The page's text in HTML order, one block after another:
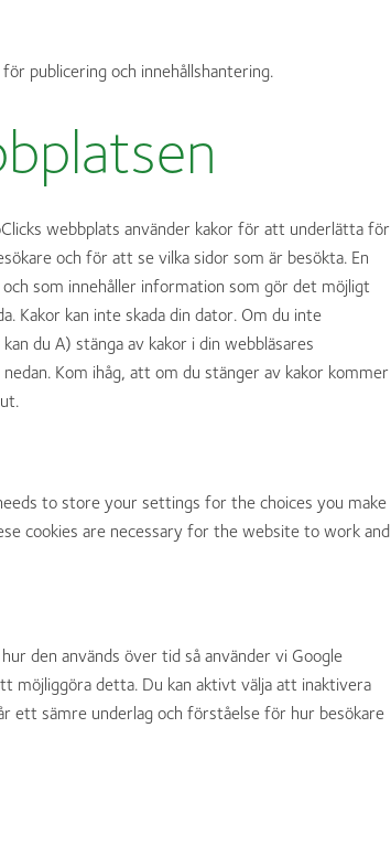
publicering och innehållshantering.
webbplats använder kakor för att underlätta för
och för att se vilka sidor som är besökta. En
som innehåller information som gör det möjligt
Kakor kan inte skada din dator. Om du inte
du A) stänga av kakor i din webbläsares
Kom ihåg, att om du stänger av kakor kommer
to store your settings for the choices you make
cookies are necessary for the website to work and
den används över tid så använder vi Google
möjliggöra detta. Du kan aktivt välja att inaktivera
ett sämre underlag och förståelse för hur besökare